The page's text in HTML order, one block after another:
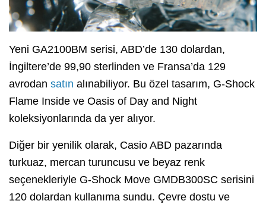
Yeni GA2100BM serisi, ABD’de 130 dolardan,
İngiltere’de 99,90 sterlinden ve Fransa’da 129
avrodan satın alınabiliyor. Bu özel tasarım, G-Shock
Flame Inside ve Oasis of Day and Night
koleksiyonlarında da yer alıyor.
Diğer bir yenilik olarak, Casio ABD pazarında
turkuaz, mercan turuncusu ve beyaz renk
seçenekleriyle G-Shock Move GMDB300SC serisini
120 dolardan kullanıma sundu. Çevre dostu ve